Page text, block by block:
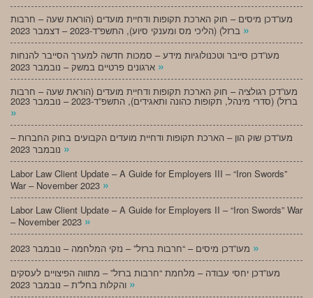
מעו”דכן מיסים – חוק הארכת תקופות ודחיית מועדים (הוראת שעה – חרבות
»
מעו”דכן סייבר וטכנולוגיות מידע – סמכות חדשה למערך הסייבר להנחות
»
מעו”דכן רגולציה – חוק הארכת תקופות ודחיית מועדים (הוראת שעה – חרבות
ברזל) (סדרי מינהל, תקופות כהונה ותאגידים), התשפ”ד-2023 – נובמבר 2023
»
מעו”דכן שוק הון – הארכת תקופות ודחיית מועדים הקבועים בחוק החברות –
»
Labor Law Client Update – A Guide for Employers III – “Iron Swords”
War – November 2023 »
Labor Law Client Update – A Guide for Employers II – “Iron Swords” War
– November 2023 »
»
מעו”דכן יחסי עבודה – מלחמת “חרבות ברזל” – מתווה הפיצויים לעסקים
»